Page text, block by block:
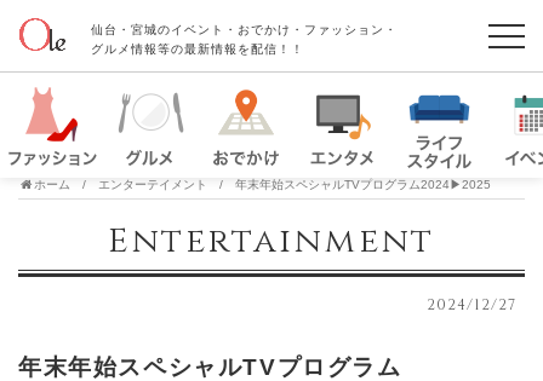
仙台・宮城のイベント・おでかけ・ファッション・
グルメ情報等の最新情報を配信！！
ホーム エンターテイメント 年末年始スペシャルTVプログラム2024▶2025
Entertainment
2024/12/27
年末年始スペシャルTVプログラム